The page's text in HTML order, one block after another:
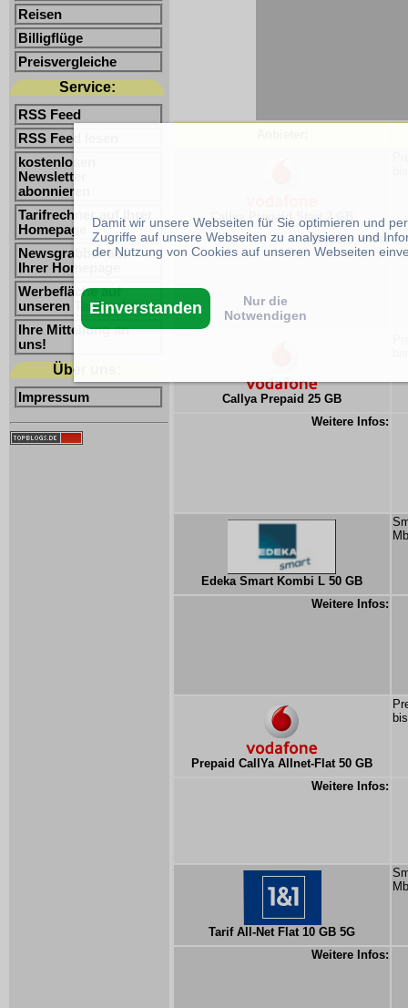
Reisen
Billigflüge
Preisvergleiche
Service:
RSS Feed
RSS Feed lesen
kostenlosen
Newsletter
abonnieren
Tarifrechner auf Ihrer
Homepage
Newsgrabber auf
Ihrer Homepage
Werbefläche auf
unseren Tarifrechnern
Ihre Mitteilung an
uns!
Über uns:
Impressum
Callya Prepaid Start 2 GB
Weitere Infos:
Callya Prepaid 25 GB
Weitere Infos:
Edeka Smart Kombi L 50 GB
Weitere Infos:
Prepaid CallYa Allnet-Flat 50 GB
Weitere Infos:
Tarif All-Net Flat 10 GB 5G
Weitere Infos:
Damit wir unsere Webseiten für Sie optimieren und
Zugriffe auf unsere Webseiten zu analysieren und
der Nutzung von Cookies auf unseren Webseiten
Einverstanden
Nur die
Notwendigen